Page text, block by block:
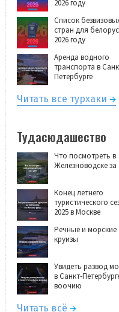
2026 году
Список
стран для
2026 году
Аренда водного
транспорта в
Петербурге
Читать все турхаки
Тудасюдашество
Что посмотреть в
Железноводске за
Конец летнего
туристического
2025 в Москве
Речные и морские
круизы
Увидеть развод
в Санкт-
воочию
Читать всё